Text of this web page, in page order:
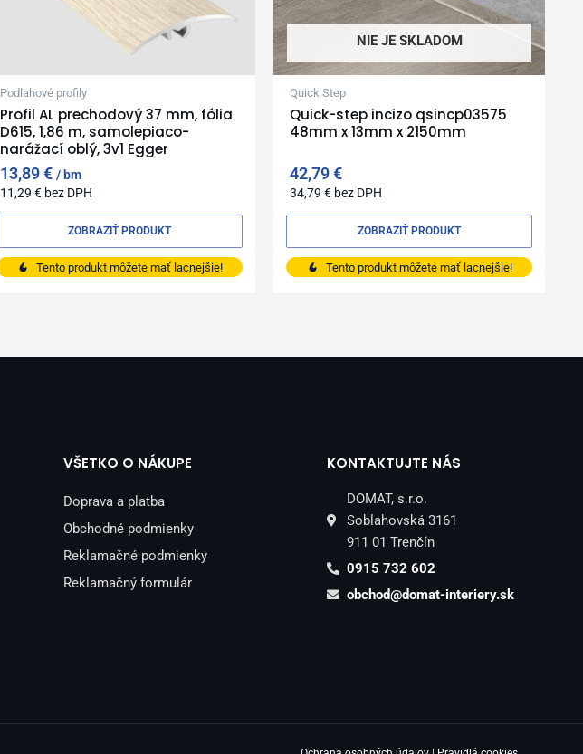
Podlahové profily
Profil AL prechodový 37 mm, fólia
D615, 1,86 m, samolepiaco-
narážací oblý, 3v1 Egger
13,89€ bm
11,29 € bez DPH
Tento produkt môžete mať lacnejšie!
ZOBRAZIŤ PRODUKT
NIE JE SKLADOM
Quick Step
Quick-step incizo qsincp03575
48mm x 13mm x 2150mm
42,79€
34,79 € bez DPH
Tento produkt môžete mať lacnejšie!
ZOBRAZIŤ PRODUKT
VŠETKO O NÁKUPE
Doprava a platba
Obchodné podmienky
Reklamačné podmienky
Reklamačný formulár
KONTAKTUJTE NÁS
DOMAT, s.r.o.
Soblahovská 3161
911 01 Trenčín
0915 732 602
obchod@domat-interiery.sk